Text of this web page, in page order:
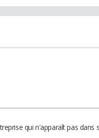
qui n'apparaît pas dans